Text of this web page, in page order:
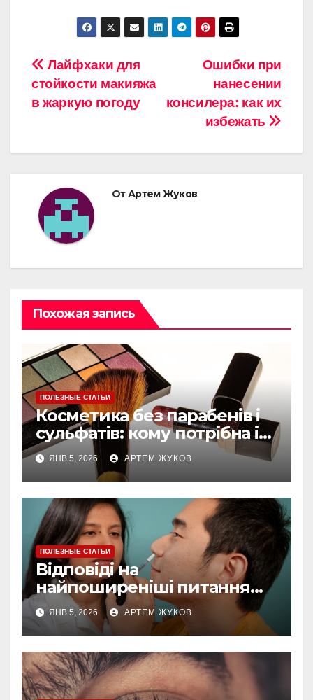
Навигация
по
Ошибки при
нанесении
консилера: как их
избежать
Лайфхаки для
стойкости макияжа
в жаркую погоду
ОтАртем Жуков
Похожая запись
ПОЛЕЗНЫЕ СТАТЬИ
Косметика без парабенів і
сульфатів: кому потрібна і
як обирати
ЯНВ 5, 2026 АРТЕМ ЖУКОВ
ПОЛЕЗНЫЕ СТАТЬИ
Відповіді на
найпоширеніші питання
про догляд за губами
ЯНВ 5, 2026 АРТЕМ ЖУКОВ